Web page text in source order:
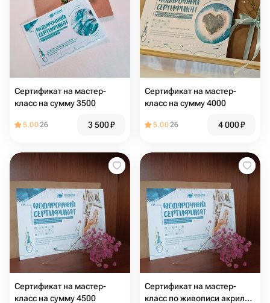
Сертификат на мастер-
класс на сумму 3500
5.0026 3 500₽
Сертификат на мастер-
класс на сумму 4000
5.0026 4 000₽
Сертификат на мастер-
класс на сумму 4500
Сертификат на мастер-
класс по живописи акрилом